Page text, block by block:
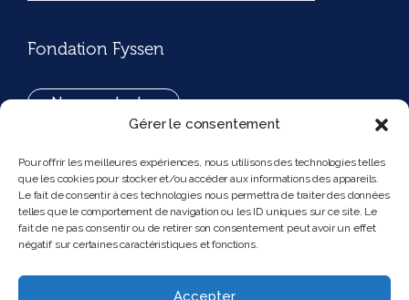
Gérer le consentement
Pour offrir les meilleures expériences, nous utilisons des technologies telles
que les cookies pour stocker et/ou accéder aux informations des appareils.
Le fait de consentir à ces technologies nous permettra de traiter des données
telles que le comportement de navigation ou les ID uniques sur ce site. Le
fait de ne pas consentir ou de retirer son consentement peut avoir un effet
négatif sur certaines caractéristiques et fonctions.
Accepter
Fondation Fyssen
Nous contacter
194, rue de Rivoli 75001 Paris France
Nous suivre